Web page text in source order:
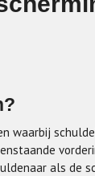
waarbij
als de